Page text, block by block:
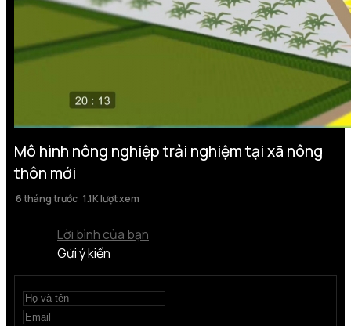
Mô hình nông nghiệp trải nghiệm tại xã nông
thôn mới
6 tháng trước 1.1K lượt xem
Lời bình của bạn
Gửi ý kiến